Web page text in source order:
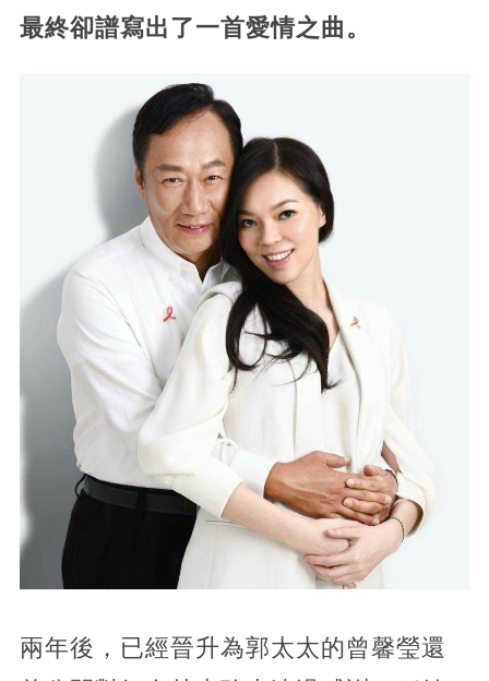
最終卻譜寫出了一首愛情之曲。
兩年後，已經晉升為郭太太的曾馨瑩還